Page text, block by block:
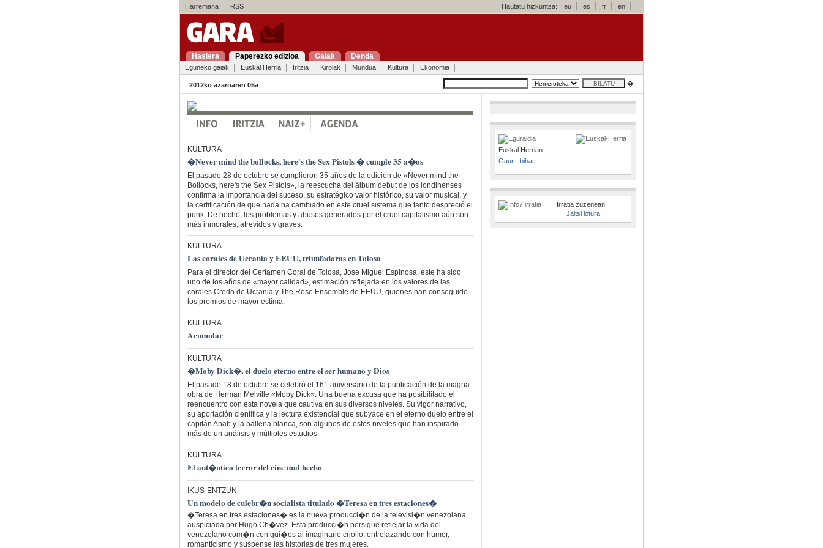
Harremana RSS Hautatu hizkuntza: eu es fr en
Hasiera Paperezko edizioa Gaiak Denda
Eguneko gaiak Euskal Herria Iritzia Kirolak Mundua Kultura Ekonomia
2012ko azaroaren 05a �
KULTURA
�Never mind the bollocks, here's the Sex Pistols � cumple 35 a�os
El pasado 28 de octubre se cumplieron 35 años de la edición de «Never mind the
Bollocks, here's the Sex Pistols», la reescucha del álbum debut de los londinenses
confirma la importancia del suceso, su estratégico valor histórico, su valor musical, y
la certificación de que nada ha cambiado en este cruel sistema que tanto despreció el
punk. De hecho, los problemas y abusos generados por el cruel capitalismo aún son
más inmorales, atrevidos y graves.
KULTURA
Las corales de Ucrania y EEUU, triunfadoras en Tolosa
Para el director del Certamen Coral de Tolosa, Jose Miguel Espinosa, este ha sido
uno de los años de «mayor calidad», estimación reflejada en los valores de las
corales Credo de Ucrania y The Rose Ensemble de EEUU, quienes han conseguido
los premios de mayor estima.
KULTURA
Acumular
KULTURA
�Moby Dick�, el duelo eterno entre el ser humano y Dios
El pasado 18 de octubre se celebró el 161 aniversario de la publicación de la magna
obra de Herman Melville «Moby Dick». Una buena excusa que ha posibilitado el
reencuentro con esta novela que cautiva en sus diversos niveles. Su vigor narrativo,
su aportación científica y la lectura existencial que subyace en el eterno duelo entre el
capitán Ahab y la ballena blanca, son algunos de estos niveles que han inspirado
más de un análisis y múltiples estudios.
KULTURA
El aut�ntico terror del cine mal hecho
IKUS-ENTZUN
Un modelo de culebr�n socialista titulado �Teresa en tres estaciones�
�Teresa en tres estaciones� es la nueva producci�n de la televisi�n venezolana
auspiciada por Hugo Ch�vez. Esta producci�n persigue reflejar la vida del
venezolano com�n con gui�os al imaginario criollo, entrelazando con humor,
romanticismo y suspense las historias de tres mujeres.
Euskal Herrian
Gaur - bihar
Irratia zuzenean
Jaitsi lotura